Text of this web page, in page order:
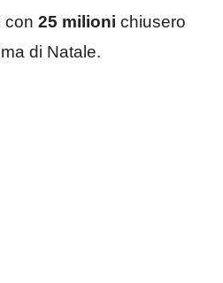
con 25 milioni chiusero
di Natale.